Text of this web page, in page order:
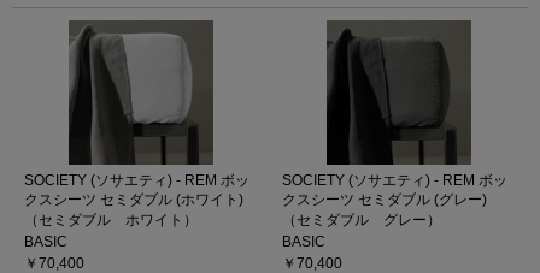
SOCIETY (ソサエティ) - REM ボッ
クスシーツ セミダブル (ホワイト)
（セミダブル ホワイト）
BASIC
￥70,400
SOCIETY (ソサエティ) - REM ボッ
クスシーツ セミダブル (グレー)
（セミダブル グレー）
BASIC
￥70,400